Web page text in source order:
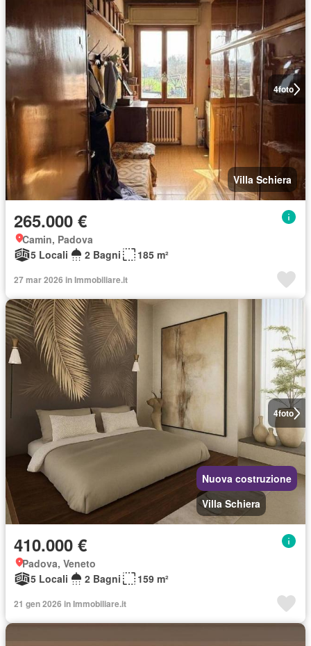
4foto
Villa Schiera
265.000 €
Camin, Padova
5 Locali
2 Bagni 185 m²
27 mar 2026 in Immobiliare.it
4foto
Nuova costruzione
Villa Schiera
410.000 €
Padova, Veneto
5 Locali
2 Bagni 159 m²
21 gen 2026 in Immobiliare.it